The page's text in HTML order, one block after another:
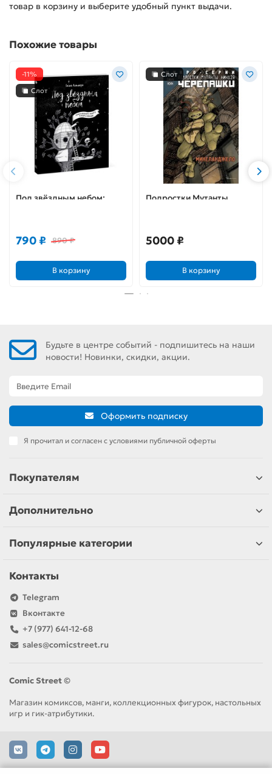
товар в корзину и выберите удобный пункт выдачи.
Похожие товары
-11%
Слот
Под звёздным небом:
790 ₽ 890 ₽
В корзину
Слот
Подростки Мутанты
5000 ₽
В корзину
Будьте в центре событий - подпишитесь на наши
новости! Новинки, скидки, акции.
Оформить подписку
Я прочитал и согласен с условиями публичной оферты
Покупателям
Дополнительно
Популярные категории
Контакты
Telegram
Вконтакте
+7 (977) 641-12-68
sales@comicstreet.ru
Comic Street ©
Магазин комиксов, манги, коллекционных фигурок, настольных
игр и гик-атрибутики.